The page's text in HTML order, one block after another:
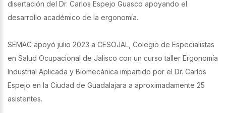
disertación del Dr. Carlos Espejo Guasco apoyando el
desarrollo académico de la ergonomía.
SEMAC apoyó julio 2023 a CESOJAL, Colegio de Especialistas
en Salud Ocupacional de Jalisco con un curso taller Ergonomía
Industrial Aplicada y Biomecánica impartido por el Dr. Carlos
Espejo en la Ciudad de Guadalajara a aproximadamente 25
asistentes.